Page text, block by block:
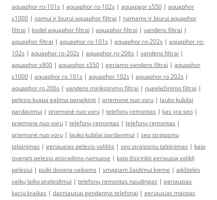
aquaphor ro-101s | aquaphor ro-102s | aquapgor s550 | aquaphor
s1000 | namui ir biurui aquaphor filtrai | namams ir biurui aquaphor
filtrai | kodel aquaphor filtrai | aquaphor filtrai | vandens filtrai |
aquaphor filtrai | aquaphor ro-101s | aquaphor ro-202s | aquaphor ro-
102s | aquaphor ro-202s | aquaphor ro-206s | vandens filtrai |
aquaphor s800 | aquaphor s550 | geriamo vandens filtrai | aquaphor
s1000 | aquaphor ro 101s | aquaphor 102s | aquaphor ro 202s |
aquaphor ro 206s | vandens minkstinimo filtrai | nugeležinimo filtrai |
pelesio kvapa galima panaikinti | priemone nuo voru | lauko kubilai
pardavimui | priemonė nuo vorų | telefonų remontas | kas yra seo |
priemone nuo voru | telefonų remontas | telefonų remontas |
priemonė nuo vorų | lauko kubilai pardavimui | seo straipsniu
talpinimas | geriausias pelėsio valiklis | seo straipsniu talpinimas | kaip
isvengti pelesio atsiradimo namuose | kaip išsirinkti geriausią valiklį
pelėsiui | puiki dovana vaikams | smagiam žaidimui kieme | aikštelės
vaikų laiko praleidimui | telefonų remontas naudingas | geriausias
kaciu kraikas | dazniausiai gendantys telefonai | geriausias maistas